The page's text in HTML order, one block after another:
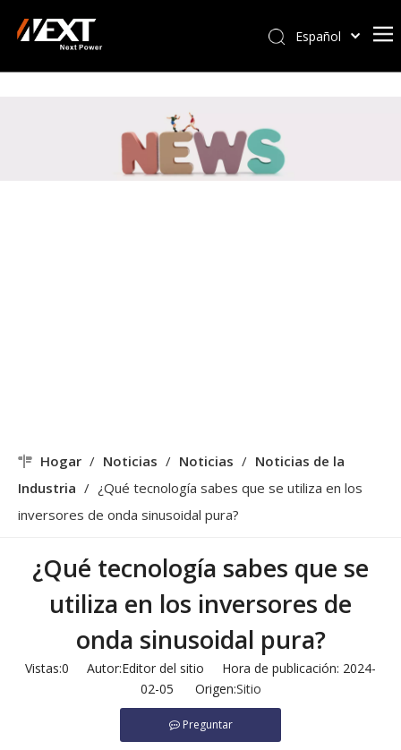
Español
Hogar / Noticias / Noticias / Noticias de la
Industria / ¿Qué tecnología sabes que se utiliza en los
inversores de onda sinusoidal pura?
¿Qué tecnología sabes que se
utiliza en los inversores de
onda sinusoidal pura?
Vistas:0 Autor:Editor del sitio Hora de publicación: 2024-
02-05 Origen:Sitio
Preguntar